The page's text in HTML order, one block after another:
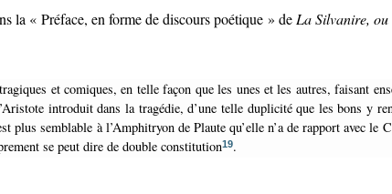
la « Préface, en forme de discours poétique » de La Silvanire,
introduit dans la tragédie, d’une telle duplicité que les bons y
plus semblable à l’Amphitryon de Plaute qu’elle n’a de rapport avec
se peut dire de double constitution19.